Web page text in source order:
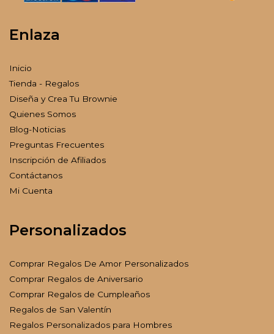
Enlaza
Inicio
Tienda - Regalos
Diseña y Crea Tu Brownie
Quienes Somos
Blog-Noticias
Preguntas Frecuentes
Inscripción de Afiliados
Contáctanos
Mi Cuenta
Personalizados
Comprar Regalos De Amor Personalizados
Comprar Regalos de Aniversario
Comprar Regalos de Cumpleaños
Regalos de San Valentín
Regalos Personalizados para Hombres